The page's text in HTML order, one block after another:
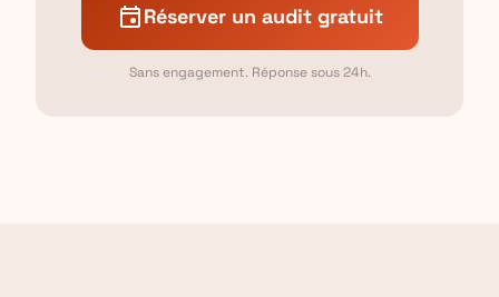
eventRéserver un audit gratuit
Sans engagement. Réponse sous 24h.